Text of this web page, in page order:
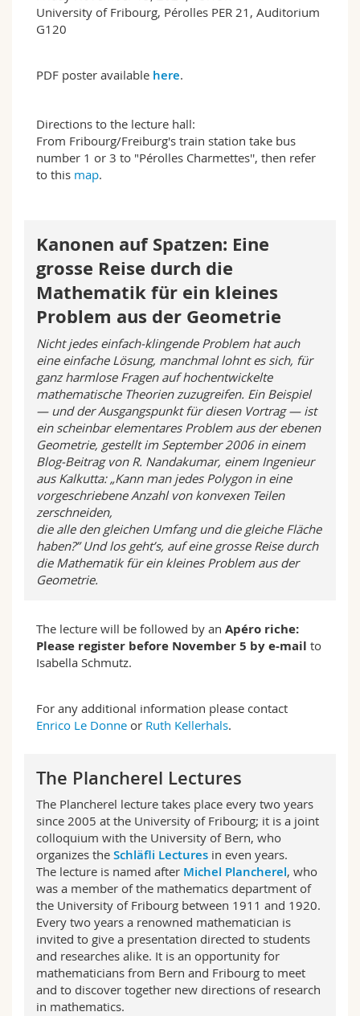
Math.-Nat. und Med. Fak.
Mitarbeitende
Webmail
University of Fribourg, Pérolles PER 21, Auditorium
G120
PDF poster available here.
Directions to the lecture hall:
From Fribourg/Freiburg's train station take bus
number 1 or 3 to "Pérolles Charmettes'', then refer
to this map.
Kanonen auf Spatzen: Eine
grosse Reise durch die
Mathematik für ein kleines
Problem aus der Geometrie
Nicht jedes einfach-klingende Problem hat auch
eine einfache Lösung, manchmal lohnt es sich, für
ganz harmlose Fragen auf hochentwickelte
mathematische Theorien zuzugreifen. Ein Beispiel
— und der Ausgangspunkt für diesen Vortrag — ist
ein scheinbar elementares Problem aus der ebenen
Geometrie, gestellt im September 2006 in einem
Blog-Beitrag von R. Nandakumar, einem Ingenieur
aus Kalkutta: „Kann man jedes Polygon in eine
vorgeschriebene Anzahl von konvexen Teilen
zerschneiden,
die alle den gleichen Umfang und die gleiche Fläche
haben?” Und los geht’s, auf eine grosse Reise durch
die Mathematik für ein kleines Problem aus der
Geometrie.
The lecture will be followed by an Apéro riche:
Please register before November 5 by e-mail to
Isabella Schmutz.
For any additional information please contact
Enrico Le Donne or Ruth Kellerhals.
The Plancherel Lectures
The Plancherel lecture takes place every two years
since 2005 at the University of Fribourg; it is a joint
colloquium with the University of Bern, who
organizes the Schläfli Lectures in even years.
The lecture is named after Michel Plancherel, who
was a member of the mathematics department of
the University of Fribourg between 1911 and 1920.
Every two years a renowned mathematician is
invited to give a presentation directed to students
and researches alike. It is an opportunity for
mathematicians from Bern and Fribourg to meet
and to discover together new directions of research
in mathematics.